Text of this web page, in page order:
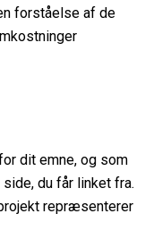
forståelse af de
dit emne, og som
du får linket fra.
repræsenterer